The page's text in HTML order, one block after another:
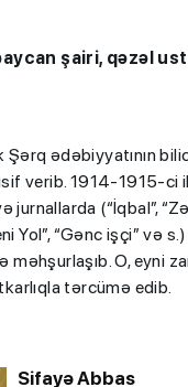
şairi, qəzəl
ədəbiyyatının
verib. 1914-1915-
(“İqbal”,
Yol”, “Gənc işçi” və
O, eyni
tərcümə edib.
Sifayə Abbas